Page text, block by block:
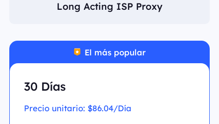
Long Acting ISP Proxy
El más popular
30 Días
Precio unitario: $86.04/Día